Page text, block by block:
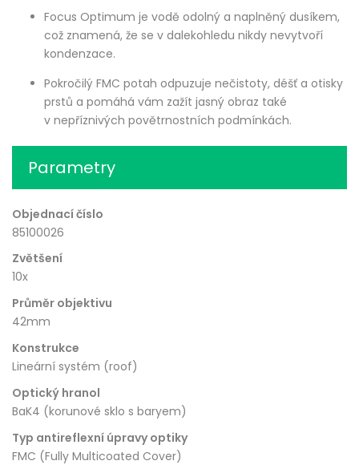
Focus Optimum je vodě odolný a naplněný dusíkem,
což znamená, že se v dalekohledu nikdy nevytvoří
kondenzace.
Pokročilý FMC potah odpuzuje nečistoty, déšť a otisky
prstů a pomáhá vám zažít jasný obraz také
v nepříznivých povětrnostních podmínkách.
Parametry
Objednací číslo
85100026
Zvětšení
10x
Průměr objektivu
42mm
Konstrukce
Lineární systém (roof)
Optický hranol
BaK4 (korunové sklo s baryem)
Typ antireflexní úpravy optiky
FMC (Fully Multicoated Cover)